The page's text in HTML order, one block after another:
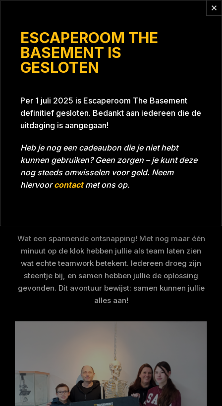
ESCAPEROOM THE
BASEMENT IS
GESLOTEN
Per 1 juli 2025 is Escaperoom The Basement
definitief gesloten. Bedankt aan iedereen die de
uitdaging is aangegaan!
Heb je nog een cadeaubon die je niet hebt
kunnen gebruiken? Geen zorgen – je kunt deze
nog steeds omwisselen voor geld. Neem
hiervoorcontactmet ons op.
Tijd 01:14:05 Datum 19-01-2025
Room Project Blue 26A8
Wat een spannende ontsnapping! Met nog maar één
minuut op de klok hebben jullie als team laten zien
wat echte teamwork betekent. Iedereen droeg zijn
steentje bij, en samen hebben jullie de oplossing
gevonden. Dit avontuur bewijst: samen kunnen jullie
alles aan!